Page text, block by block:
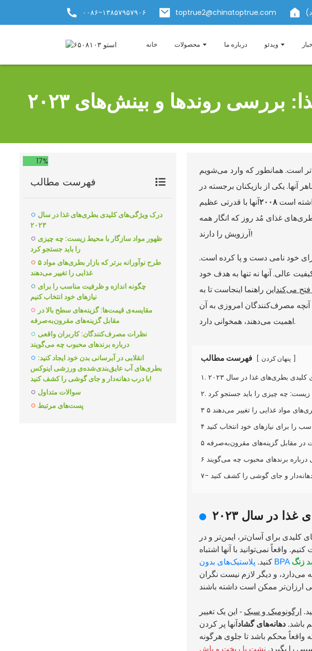
۰۰۸۶-۱۳۸۵۷۹۵۷۹۰۶ toptrue2@chinatoptrue.com
خانه محصولات درباره ما ویدئو
بررسی روندها و بینش‌های ۲۰۲۳
17%
فهرست مطالب
درک ویژگی‌های کلیدی بطری‌های غذا در سال
۲۰۲۳
ظهور مواد سازگار با محیط زیست: چه چیزی
را باید جستجو کرد
۵ طرح نوآورانه برتر که بازار بطری‌های مواد
غذایی را تغییر می‌دهند
چگونه اندازه و ظرفیت مناسب را برای
نیازهای خود انتخاب کنیم
مقایسه‌ی قیمت‌ها: گزینه‌های سطح بالا در
مقابل گزینه‌های مقرون‌به‌صرفه
نظرات مصرف‌کنندگان: کاربران واقعی
درباره برندهای محبوب چه می‌گویند
انقلابی در آبرسانی بدن خود ایجاد کنید:
بطری‌های آب عایق‌بندی‌شده‌ی ورزشی اینوکس
با درب دهانه‌دار و جای گوشی را کشف کنید!
سوالات متداول
پست‌های مرتبط
است. همانطور که وارد می‌شویم
آنها. یکی از بازیکنان برجسته در
است ۲۰۰۸آنها با قدرتی عظیم
غذای مُد روز که انگار همه
آرزویش را دارند!
خود نامی دست و پا کرده است.
عالی. آنها نه تنها به هدف خود
فتح می‌کنداین راهنما اینجاست تا به
آنچه مصرف‌کنندگان امروزی به آن
اهمیت می‌دهند، همخوانی دارد.
فهرست مطالب پنهان کردن
بطری‌های غذا در سال ۲۰۲۳
زیست: چه چیزی را باید جستجو کرد
مواد غذایی را تغییر می‌دهند
را برای نیازهای خود انتخاب کنید
در مقابل گزینه‌های مقرون‌به‌صرفه
درباره برندهای محبوب چه می‌گویند
در سال ۲۰۲۳
کلیدی برای آسان‌تر، ایمن‌تر و در
واقعاً نمی‌توانید با آنها اشتباه
کنید. پلاستیک‌های بدون BPA زنگ
و دیگر لازم نیست نگران
ارگونومیک و سبک - این یک تغییر
باشد. دهانه‌های گشاد آنها پر کردن
واقعاً محکم باشد تا جلوی هرگونه
را بگیرد. نشت یا ریخت و پاش